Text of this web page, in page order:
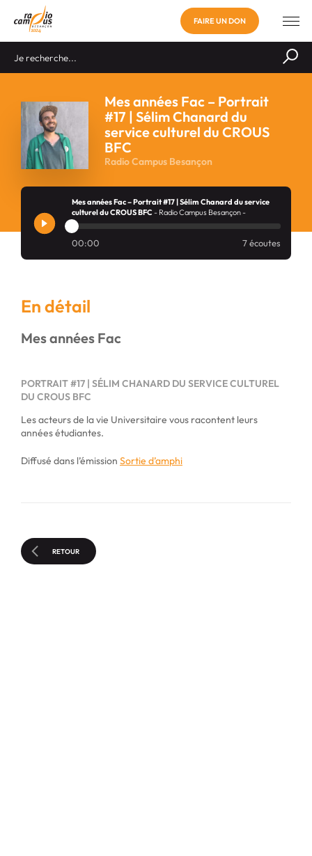
FAIRE UN DON
Mes années Fac – Portrait
#17 | Sélim Chanard du
service culturel du CROUS
BFC
Radio Campus Besançon
Mes années Fac – Portrait #17 | Sélim Chanard du service
culturel du CROUS BFC - Radio Campus Besançon -
00:00 7 écoutes
En détail
Mes années Fac
PORTRAIT #17 | SÉLIM CHANARD DU SERVICE CULTUREL
DU CROUS BFC
Les acteurs de la vie Universitaire vous racontent leurs
années étudiantes.
Diffusé dans l’émission Sortie d’amphi
RETOUR